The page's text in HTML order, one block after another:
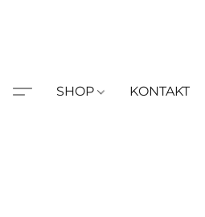
SHOP KONTAKT